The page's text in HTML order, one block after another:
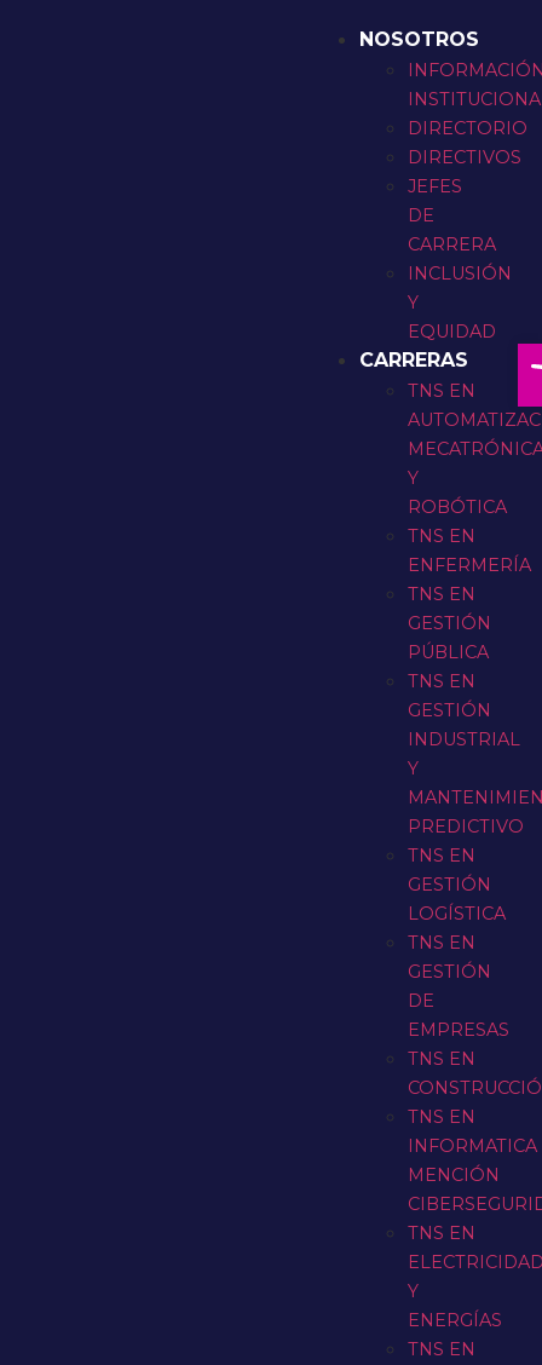
NOSOTROS
DIRECTORIO
DIRECTIVOS
JEFES
DE
CARRERA
INCLUSIÓN
Y
EQUIDAD
CARRERAS
TNS EN
Y
ROBÓTICA
TNS EN
ENFERMERÍA
TNS EN
GESTIÓN
PÚBLICA
TNS EN
GESTIÓN
INDUSTRIAL
Y
PREDICTIVO
TNS EN
GESTIÓN
LOGÍSTICA
TNS EN
GESTIÓN
DE
EMPRESAS
TNS EN
TNS EN
INFORMATICA
MENCIÓN
TNS EN
Y
ENERGÍAS
TNS EN